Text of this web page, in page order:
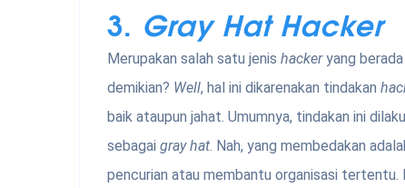
3. Gray Hat Hacker
Merupakan salah satu jenis hackeryang
demikian? Well, hal ini dikarenakan tindakan
baik ataupun jahat. Umumnya, tindakan ini
sebagai gray hat. Nah, yang membedakan
pencurian atau membantu organisasi tertentu.